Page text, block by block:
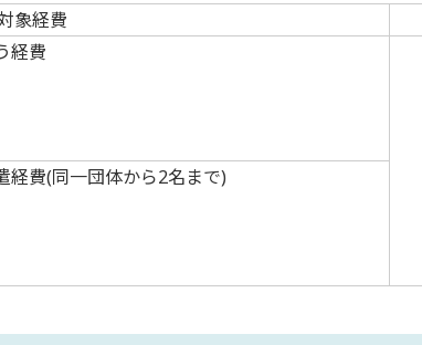
象経費
経費
経費(同一団体から2名まで)